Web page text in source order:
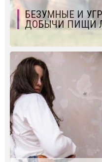
БЕЗУМНЫЕ И
ДОБЫЧИ ПИЩИ